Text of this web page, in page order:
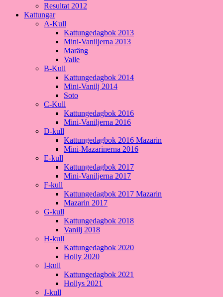
Resultat 2012
Kattungar
A-Kull
Kattungedagbok 2013
Mini-Vaniljerna 2013
Maräng
Valle
B-Kull
Kattungedagbok 2014
Mini-Vanilj 2014
Soto
C-Kull
Kattungedagbok 2016
Mini-Vaniljerna 2016
D-kull
Kattungedagbok 2016 Mazarin
Mini-Mazarinerna 2016
E-kull
Kattungedagbok 2017
Mini-Vaniljerna 2017
F-kull
Kattungedagbok 2017 Mazarin
Mazarin 2017
G-kull
Kattungedagbok 2018
Vanilj 2018
H-kull
Kattungedagbok 2020
Holly 2020
I-kull
Kattungedagbok 2021
Hollys 2021
J-kull